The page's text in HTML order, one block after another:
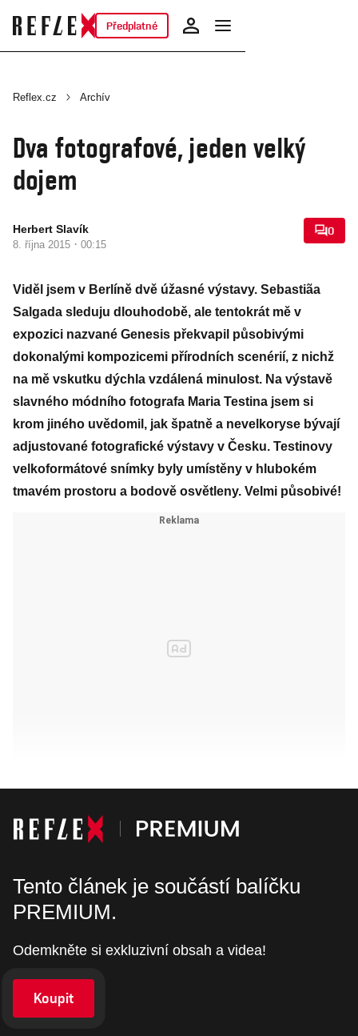
Předplatné
Reflex.cz Archív
Dva fotografové, jeden velký
dojem
Herbert Slavík
8. října 2015 · 00:15
0
Viděl jsem v Berlíně dvě úžasné výstavy. Sebastiãa
Salgada sleduju dlouhodobě, ale tentokrát mě v
expozici nazvané Genesis překvapil působivými
dokonalými kompozicemi přírodních scenérií, z nichž
na mě vskutku dýchla vzdálená minulost. Na výstavě
slavného módního fotografa Maria Testina jsem si
krom jiného uvědomil, jak špatně a nevelkoryse bývají
adjustované fotografické výstavy v Česku. Testinovy
velkoformátové snímky byly umístěny v hlubokém
tmavém prostoru a bodově osvětleny. Velmi působivé!
Tento článek je součástí balíčku
PREMIUM.
Odemkněte si exkluzivní obsah a videa!
Koupit